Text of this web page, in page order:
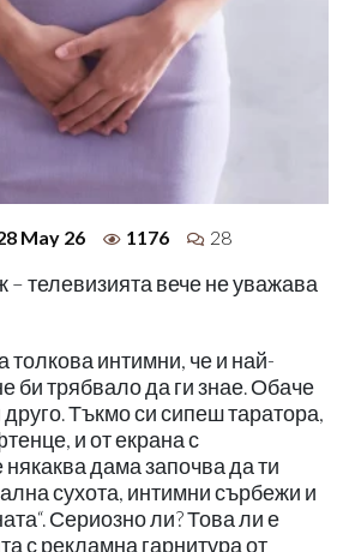
May 26 1176 28
– телевизията вече не уважава
толкова интимни, че и най-
би трябвало да ги знае. Обаче
Тъкмо си сипеш таратора,
и от екрана с
дама започва да ти
сухота, интимни сърбежи и
Сериозно ли? Това ли е
с рекламна гарнитура от